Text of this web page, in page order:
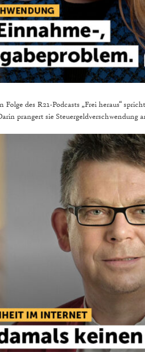
des R21-Podcasts „Frei heraus“
prangert sie Steuergeldverschwendung